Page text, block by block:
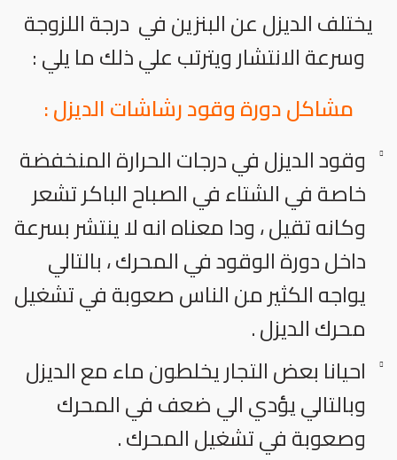
يختلف الديزل عن البنزين في درجة اللزوجة
وسرعة الانتشار ويترتب علي ذلك ما يلي :
مشاكل دورة وقود رشاشات الديزل :
وقود الديزل في درجات الحرارة المنخفضة
خاصة في الشتاء في الصباح الباكر تشعر
وكانه تقيل ، ودا معناه انه لا ينتشر بسرعة
داخل دورة الوقود في المحرك ، بالتالي
يواجه الكثير من الناس صعوبة في تشغيل
محرك الديزل .
احيانا بعض التجار يخلطون ماء مع الديزل
وبالتالي يؤدي الي ضعف في المحرك
وصعوبة في تشغيل المحرك .